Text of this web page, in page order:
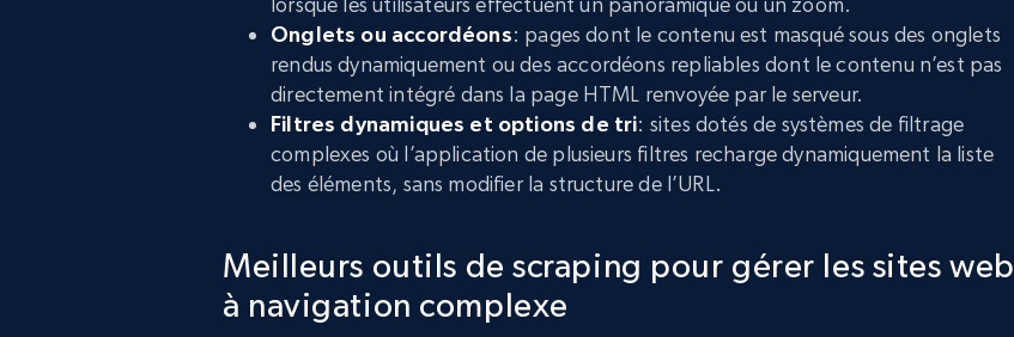
Onglets ou accordéons: pages dont le contenu est masqué sous des onglets
rendus dynamiquement ou des accordéons repliables dont le contenu n’est pas
directement intégré dans la page HTML renvoyée par le serveur.
Filtres dynamiques et options de tri: sites dotés de systèmes de filtrage
complexes où l’application de plusieurs filtres recharge dynamiquement la liste
des éléments, sans modifier la structure de l’URL.
Meilleurs outils de scraping pour gérer les sites web
à navigation complexe